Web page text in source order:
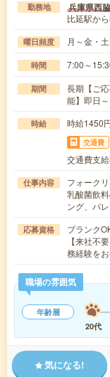
勤務地 兵庫県西
比延駅か
曜日頻度 月～金・
時間 7:00～
期間
長期【ご
能】即日～
時給 時給1450
交通費
交通費支給
仕事内容
フォーク
乳酸菌飲
ング、パ
応募資格
ブランク
【来社不
務経験を
職場の雰囲気
年齢層
20代
気になる!